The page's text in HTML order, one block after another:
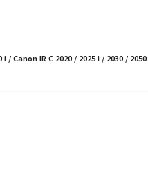
IR C 2020 / 2025 i / 2030 / 2050